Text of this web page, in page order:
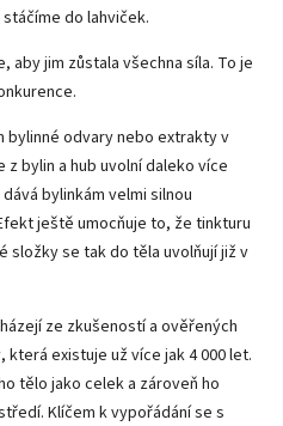
do lahviček.
aby jim zůstala všechna síla. To je
bylinné odvary nebo extrakty v
bylin a hub uvolní daleko více
bylinkám velmi silnou
ještě umocňuje to, že tinkturu
složky se tak do těla uvolňují již v
ze zkušeností a ověřených
existuje už více jak 4 000 let.
tělo jako celek a zároveň ho
Klíčem k vypořádání se s